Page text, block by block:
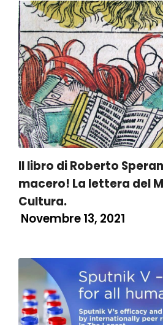
Il libro di Roberto
macero! La lettera del
Cultura.
Novembre 13, 2021